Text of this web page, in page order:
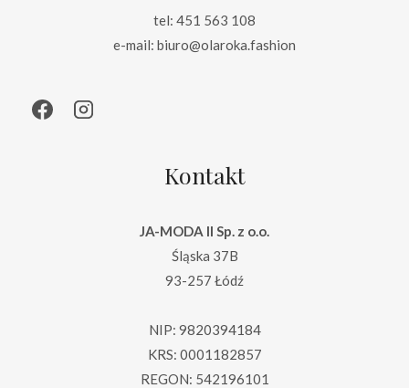
tel: 451 563 108
e-mail: biuro@olaroka.fashion
Kontakt
JA-MODA II Sp. z o.o.
Śląska 37B
93-257 Łódź
NIP: 9820394184
KRS: 0001182857
REGON: 542196101